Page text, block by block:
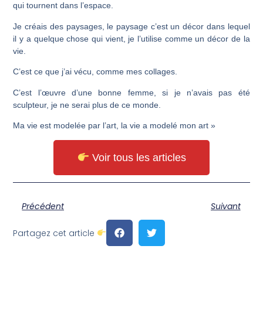
qui tournent dans l’espace.
Je créais des paysages, le paysage c’est un décor dans lequel
il y a quelque chose qui vient, je l’utilise comme un décor de la
vie.
C’est ce que j’ai vécu, comme mes collages.
C’est l’œuvre d’une bonne femme, si je n’avais pas été
sculpteur, je ne serai plus de ce monde.
Ma vie est modelée par l’art, la vie a modelé mon art »
Voir tous les articles
Précédent Suivant
Partagez cet article